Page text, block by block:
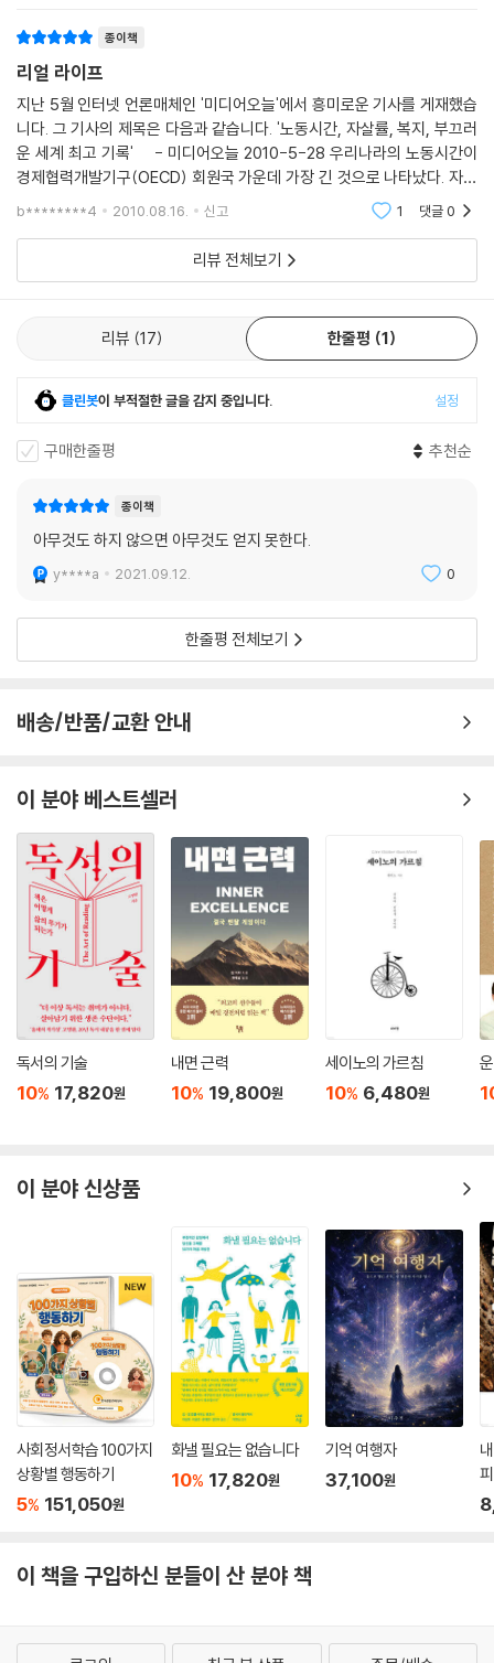
천만원에서 10억원의 강연료를 지불해야 한다고 보도했다.
10억 없이도 그에게 인생에 대한 모든 진실을 들을 수 있는 최고의 리얼리
티 인생쇼―우리 생애 최악의 시련을 돌파하기 위한 닥터 필 최고의 인생
강의가 이 책에서 펼쳐진다.
수렁에 빠진 당신의 삶을 구할 가장 현실적인 인생 바이블
“이 책을 읽는 것은 당신과 당신이 사랑하는 사람을 위해
지금까지 살아오면서 당신의 인생에서 가장 끔찍했던 날은 언제인가?
있는 이라 할지라도 언젠가 그 모든 것이 한번에 무너져내리는 것만 같은
시련의 날이 소리 없이 찾아올지도 모른다. 인생이 벌거벗겨지는 시련의
그날, 우리는 홀로 남은 자기 자신과, 당신 따위 상관없다는 듯 잘만 돌아가
는 냉정한 세상과 독대해야만 한다.
필 맥그로는 이 책에서 당신과 당신이 사랑하는 사람이 맞닥뜨릴 수 있는
가장 보편적이고도 결정적인 이 위기의 날을 ‘7일’로 본다. 다시는 이전의
생 최악의 7일. 닥터 필은 어린 시절에 운명을 달리하지 않는 한, 누구나 이
최악의 7일을 맞닥뜨릴 수밖에 없으며, 이 끔찍한 날들 역시 인생의 일부
이기에 그날들을 포기하지 말고 살아내야 한다고 말한다.
으로도 불길한 일이 터질 듯 마음을 불편하게 한다. 사람들은 인생에 행복
만큼, 혹은 그보다 더한 처절한 절망과 불행이 자리하고 있다는 사실을 외
일들에 대해 성찰하고 대비하는 시간을 가져야 한다고 말한다. 하여 닥터
을 읽는 이들이 목격하게 될 우리 생애 최악의 7일은 다음과 같다.
닥터 필이 말하는 인생 최악의 7일 미리보기
제1일 상실―마음이 산산조각 나는 날: 이혼, 사별, 실직 등으로 인해 소중
한 가치가 있는 것을 잃어버려 마음이 산산이 부서지는 날. 이날 당신은 슬
픔과 애도 그리고 뼈아픈 고통으로 주저앉게 된다.
제2일 공포―인생을 깡그리 팔아치웠다는 사실을 깨닫는 날: 7일 가운데
서도 가장 어렵고 힘든 날. 여태까지 인생에서 내렸던 모든 선택과 결단이
자기 자신의 목표나 바람이 아니라 다른 사람의 기대에 따른 것이라는 사
실을 깨닫는 날. 지금껏 자신이 조금의 용기도, 진실성도 없이 인생을 살아
왔다는 사실에, 또 공포에 짓눌려 자신의 자아와 소중한 꿈들을 죄다 팔아
에는 인생의 갖가지 요구와 의무 들을 감당할 당신의 사회성과 적응력이
완전히 무너진다. 삶의 온갖 요구들과 번다한 일상에 부대끼는 가운데 당
신은 이제 자신에게는 어떤 선택의 여지도 남아 있지 않다고 느낀다. 숱한
요구와 강박의 물살 속에 금방이라도 익사해버릴 것만 같다.
제4일 질병과 사고―육체가 무너지는 날: 예기치 못했던 질병의 선고 또
는 사고로 인해 당신이나 당신이 사랑하는 사람의 육체가 쇠약해지고 처참
하게 망가지는 날. 간병하는 사람에게나 순식간에 다른 사람이 도움 없이
는 살아갈 수 없게 된 당사자에게나 이날은 두말할 나위 없이 고통스럽다.
제5일 정신질환―이성이 무너지는 날: 당신이나 당신이 사랑하는 사람의
정신적?감정적 기능에 문제가 생겼다는 사실을 깨닫는 날. 이날에는 고통
과 수치심, 혼란과 함께 사회적 편견으로 인한 극단적인 공포와 죄책감이
밀려온다.
제6일 중독―중독에 발목 잡히는 날: 마약, 알코올 등에 중독돼 당신이나
자이든 아니면 당신이 사랑하는 사람이 중독자이든 간에, 중독은 당신의
도 못 하는 날: 삶의 열정과 목적을 잃어버린 날. 당신은 스스로 하찮은 존
종이책
리얼 라이프
지난 5월 인터넷 언론매체인 '미디어오늘'에서 흥미로운 기사를 게재했습
니다. 그 기사의 제목은 다음과 같습니다. '노동시간, 자살률, 복지, 부끄러
운 세계 최고 기록' - 미디어오늘 2010-5-28 우리나라의 노동시간이
경제협력개발기구(OECD) 회원국 가운데 가장 긴 것으로 나타났다. 자살
률은 평균의 2배나 됐다. 출산율도 최하위, 사회복지 관련 지출비중도 최
b********4 2010.08.16. 신고 1 댓글0
리뷰 전체보기
리뷰 17 한줄평 1
클린봇이 부적절한 글을 감지 중입니다. 설정
구매한줄평 추천순
종이책
아무것도 하지 않으면 아무것도 얻지 못한다.
y****a 2021.09.12. 0
한줄평 전체보기
배송/반품/교환 안내
이 분야 베스트셀러
독서의 기술
10% 17,820원
내면 근력
10% 19,800원
세이노의 가르침
10% 6,480원
이 분야 신상품
사회정서학습 100가지
상황별 행동하기
5% 151,050원
화낼 필요는 없습니다
10% 17,820원
기억 여행자
37,100원
이 책을 구입하신 분들이 산 분야 책